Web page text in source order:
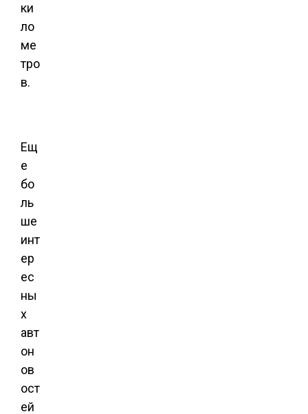
ки
ло
ме
тро
в.
Ещ
е
бо
ль
ше
инт
ер
ес
ны
х
авт
он
ов
ост
ей